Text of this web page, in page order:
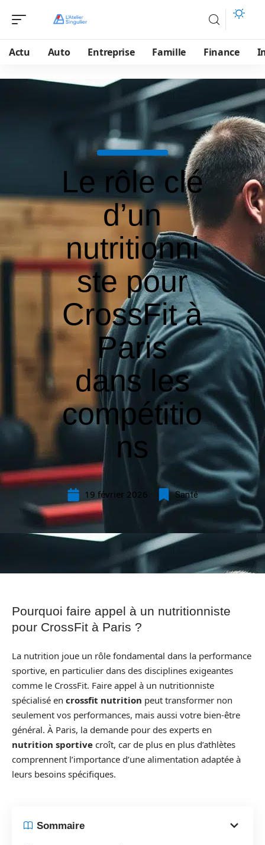
Actu Auto Entreprise Famille Finance
Le rôle clé
d’un
nutritionni
ste pour
CrossFit à
Paris
dans les
compétitio
ns
19 février 2026 Santé
Pourquoi faire appel à un nutritionniste
pour CrossFit à Paris ?
La nutrition joue un rôle fondamental dans la performance
sportive, en particulier dans des disciplines exigeantes
comme le CrossFit. Faire appel à un nutritionniste
spécialisé en crossfit nutrition peut transformer non
seulement vos performances, mais aussi votre bien-être
général. À Paris, la demande pour des experts en
nutrition sportive croît, car de plus en plus d’athlètes
comprennent l’importance d’une alimentation adaptée à
leurs besoins spécifiques.
Sommaire